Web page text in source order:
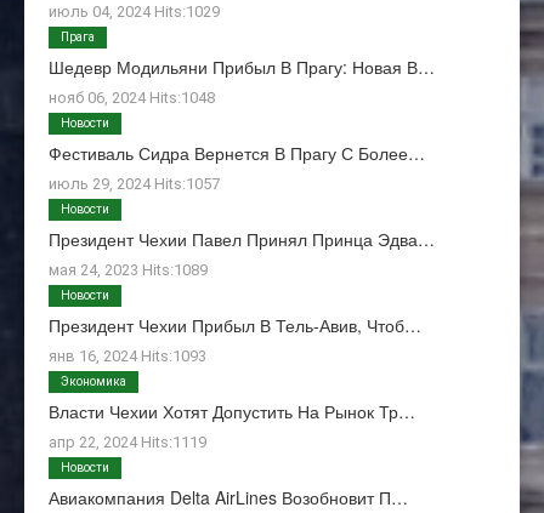
июль 04, 2024 Hits:1029
Шедевр Модильяни Прибыл В Прагу: Новая В…
нояб 06, 2024 Hits:1048
Прага
Фестиваль Сидра Вернется В Прагу С Более…
июль 29, 2024 Hits:1057
Новости
Президент Чехии Павел Принял Принца Эдва…
мая 24, 2023 Hits:1089
Новости
Президент Чехии Прибыл В Тель-Авив, Чтоб…
янв 16, 2024 Hits:1093
Новости
Власти Чехии Хотят Допустить На Рынок Тр…
апр 22, 2024 Hits:1119
Экономика
Авиакомпания Delta AirLines Возобновит П…
Новости